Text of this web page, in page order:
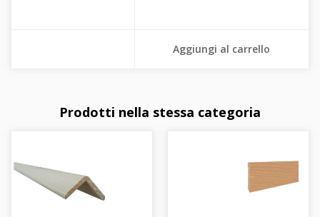
Aggiungi al carrello
Prodotti nella stessa categoria